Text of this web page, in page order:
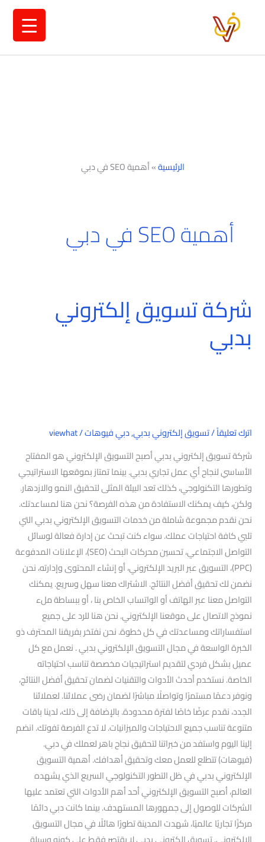
الرئيسية»أهمية SEO في دبي
أهمية SEO في دبي
شركة تسويق إلكتروني
بدبي
اترك تعليقاً/تسويق إلكتروني بدبي,دبي فيوهات/
viewhat
شركة تسويق إلكتروني بدبي أصبح التسويق الإلكتروني هو المفتاح
الأساسي لنجاح أي عمل تجاري بدبي. بينما تمتاز بموقعها الاستراتيجي
وتطورها التكنولوجي، كذلك تعد البيئة المثلى لتحقيق النمو والازدهار.
ولكن، كيف يمكنك الاستفادة من هذه الفرصة؟ نحن هنا لمساعدتك.
نحن نقدم مجموعة شاملة من خدمات التسويق الإلكتروني بدبي التي
تلبي كافة احتياجات عملك. سواء كنت تبحث عن إدارة فعالة لوسائل
التواصل الاجتماعي، تحسين محركات البحث (SEO)، الإعلانات المدفوعة
(PPC)، التسويق عبر البريد الإلكتروني، أو إنشاء المحتوى وإدارته، نحن
نضمن لك تحقيق أفضل النتائج. الاشتراك معنا سهل وسريع. يمكنك
التواصل معنا عبر الهاتف أو الواتساب الخاص بنا ، أو ببساطة ملء
نموذج الاتصال على موقعنا الإلكتروني. نحن هنا للرد على جميع
استفساراتك ومساعدتك في كل خطوة. نحن نفتخر بفريقنا المحترف ذو
الخبرة الواسعة في مجال التسويق الإلكتروني بدبي . نعمل مع كل
عميل بشكل فردي لتقديم استراتيجيات مخصصة تناسب احتياجاته
الخاصة. نستخدم أحدث الأدوات والتقنيات لضمان تحقيق أفضل النتائج،
ونوفر دعمًا مستمرًا وتواصلًا مباشرًا لضمان رضى عملائنا. لعملائنا
الجدد، نقدم عرضًا خاصًا لفترة محدودة. بالإضافة إلى ذلك، لدينا باقات
متنوعة تناسب جميع الاحتياجات والميزانيات. لا تدع الفرصة تفوتك. انضم
إلينا اليوم واستفد من خبراتنا لتحقيق نجاح باهر لعملك في دبي.
(فيوهات) تتطلع للعمل معك وتحقيق أهدافك. أهمية التسويق
الإلكتروني بدبي في ظل التطور التكنولوجي السريع الذي يشهده
العالم، أصبح التسويق الإلكتروني أحد أهم الأدوات التي تعتمد عليها
الشركات للوصول إلى جمهورها المستهدف. بينما كانت دبي دائمًا
مركزًا تجاريًا عالميًا، شهدت المدينة تطورًا هائلًا في مجال التسويق
شركة
تسويق
إلكتروني
بدبي